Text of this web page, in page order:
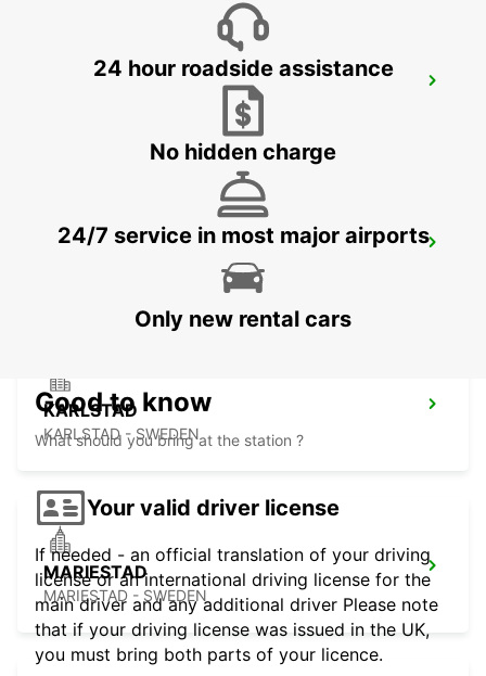
ESKILSTUNA
KARLSTAD
KARLSTAD - SWEDEN
MARIESTAD
MARIESTAD - SWEDEN
24 hour roadside assistance
No hidden charge
24/7 service in most major airports
Only new rental cars
Good to know
What should you bring at the station ?
Your valid driver license
If needed - an official translation of your driving
license or an international driving license for the
main driver and any additional driver Please note
that if your driving license was issued in the UK,
you must bring both parts of your licence.